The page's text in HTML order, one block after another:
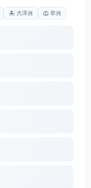
🏝️ 大洋洲 🦁 非洲